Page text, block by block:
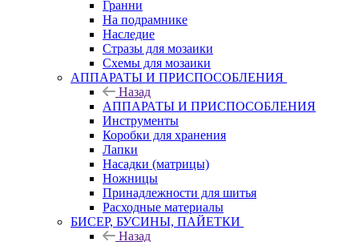
Гранни
На подрамнике
Наследие
Стразы для мозаики
Схемы для мозаики
АППАРАТЫ И ПРИСПОСОБЛЕНИЯ
Назад
АППАРАТЫ И ПРИСПОСОБЛЕНИЯ
Инструменты
Коробки для хранения
Лапки
Насадки (матрицы)
Ножницы
Принадлежности для шитья
Расходные материалы
БИСЕР, БУСИНЫ, ПАЙЕТКИ
Назад